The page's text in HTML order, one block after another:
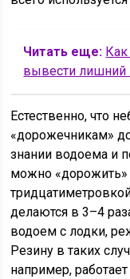
Читать еще:
вывести лишний
Естественно, что
«дорожечникам»
знании водоема и
можно «дорожить»
делаются в 3–4
водоем с лодки,
Резину в таких
например,